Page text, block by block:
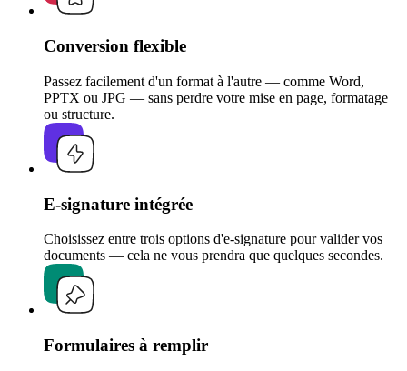
Conversion flexible
Passez facilement d'un format à l'autre — comme Word,
PPTX ou JPG — sans perdre votre mise en page, formatage
ou structure.
E-signature intégrée
Choisissez entre trois options d'e-signature pour valider vos
documents — cela ne vous prendra que quelques secondes.
Formulaires à remplir